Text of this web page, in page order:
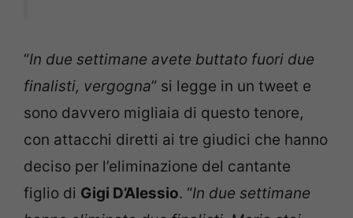
“In due settimane avete buttato fuori due
finalisti, vergogna” si legge in un tweet e
sono davvero migliaia di questo tenore,
con attacchi diretti ai tre giudici che hanno
deciso per l’eliminazione del cantante
figlio di Gigi D’Alessio. “In due settimane